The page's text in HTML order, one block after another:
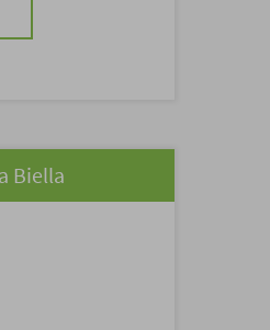
Biella